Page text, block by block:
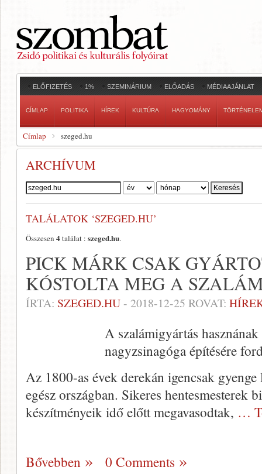
ELŐFIZETÉS 1% SZEMINÁRIUM ELŐADÁS MÉDIAAJÁNLAT
CÍMLAP POLITIKA HÍREK KULTÚRA HAGYOMÁNY
Címlap szeged.hu
ARCHÍVUM
Szerző:
TALÁLATOK ‘SZEGED.HU’
Összesen 4találat : szeged.hu.
PICK MÁRK CSAK
KÓSTOLTA MEG A
ÍRTA: SZEGED.HU- 2018-12-25 ROVAT:
A szalámigyártás
nagyzsinagóga építésére
Az 1800-as évek derekán igencsak
egész országban. Sikeres hentesmesterek
készítményeik idő előtt megavasodtak, …
Bővebben 0 Comments